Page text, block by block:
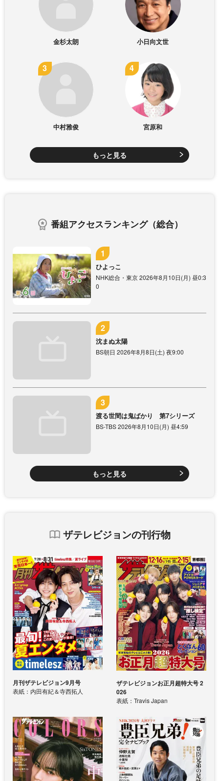
金杉太朗 小日向文世
中村雅俊 宮原和
もっと見る
番組アクセスランキング（総合）
ひよっこ
NHK総合・東京 2026年8月10日(月) 昼0:3
0
沈まぬ太陽
BS朝日 2026年8月8日(土) 夜9:00
渡る世間は鬼ばかり 第7シリーズ
BS-TBS 2026年8月10日(月) 昼4:59
もっと見る
ザテレビジョンの刊行物
月刊ザテレビジョン9月号
表紙：内田有紀＆寺西拓人
ザテレビジョンお正月超特大号 2
026
表紙：Travis Japan